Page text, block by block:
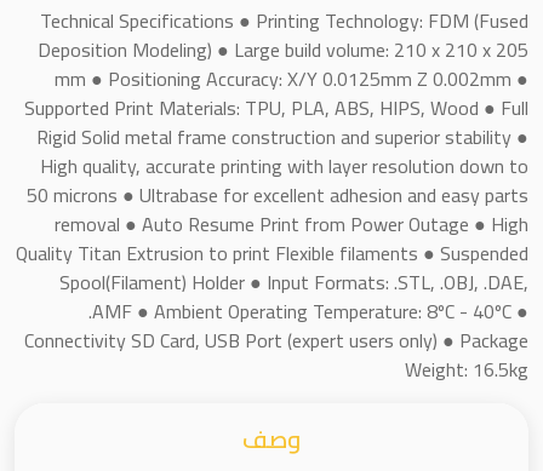
Technical Specifications ● Printing Technology: FDM (Fused
Deposition Modeling) ● Large build volume: 210 x 210 x 205
mm ● Positioning Accuracy: X/Y 0.0125mm Z 0.002mm ●
Supported Print Materials: TPU, PLA, ABS, HIPS, Wood ● Full
Rigid Solid metal frame construction and superior stability ●
High quality, accurate printing with layer resolution down to
50 microns ● Ultrabase for excellent adhesion and easy parts
removal ● Auto Resume Print from Power Outage ● High
Quality Titan Extrusion to print Flexible filaments ● Suspended
Spool(Filament) Holder ● Input Formats: .STL, .OBJ, .DAE,
.AMF ● Ambient Operating Temperature: 8ºC - 40ºC ●
Connectivity SD Card, USB Port (expert users only) ● Package
Weight: 16.5kg
وصف